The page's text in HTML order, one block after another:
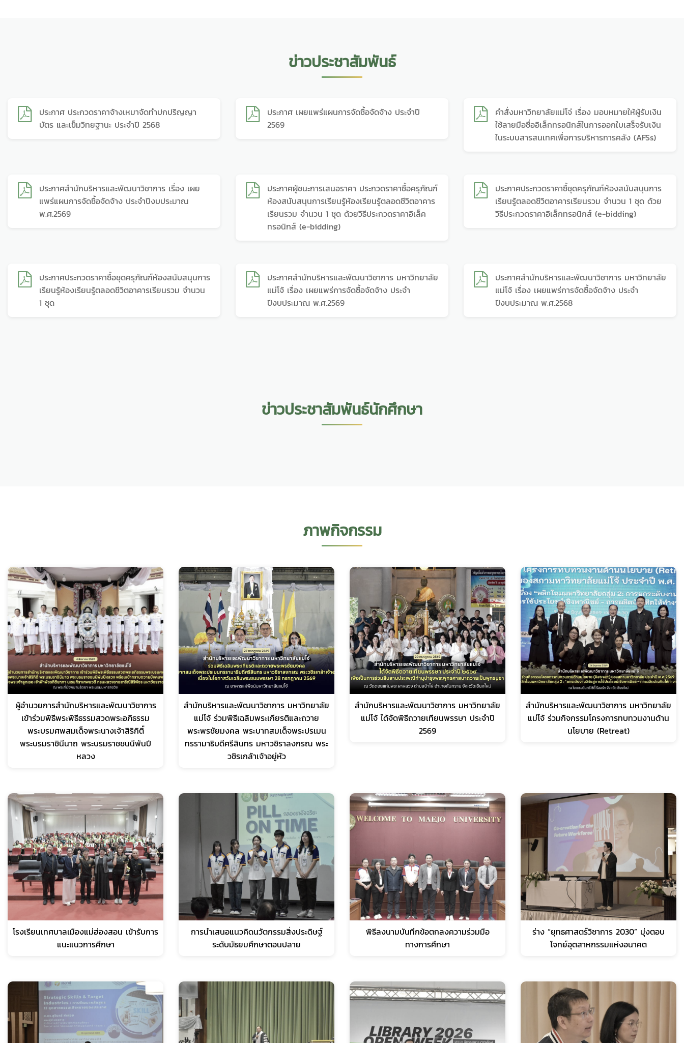
ข่าวประชาสัมพันธ์
ประกาศ ประกวดราคาจ้างเหมาจัดทำปกปริญญา
บัตร และเข็มวิทยฐานะ ประจำปี 2568
ประกาศ เผยแพร่แผนการจัดซื้อจัดจ้าง ประจำปี
2569
คำสั่งมหาวิทยาลัยแม่โจ่ เรื่อง มอบหมายให้ผู้รับเงิน
ใช้ลายมือชื่ออิเล็กทรอนิกส์ในการออกใบเสร็จรับเงิน
ในระบบสารสนเทศเพื่อการบริหารการคลัง (AFSs)
ประกาศสำนักบริหารและพัฒนาวิชาการ เรื่อง เผย
แพร่แผนการจัดซื้อจัดจ้าง ประจำปีงบประมาณ
พ.ศ.2569
ประกาศผู้ชนะการเสนอราคา ประกวดราคาซื้อครุภัณฑ์
ห้องสนับสนุนการเรียนรู้ห้องเรียนรู้ตลอดชีวิตอาคาร
เรียนรวม จำนวน 1 ชุด ด้วยวิธีประกวดราคาอิเล็ค
ทรอนิกส์ (e-bidding)
ประกาศประกวดราคาซื้ชุดครุภัณฑ์ห้องสนับสนุนการ
เรียนรู้ตลอดชีวิตอาคารเรียนรวม จำนวน 1 ชุด ด้วย
วิธีประกวดราคาอิเล็กทรอนิกส์ (e-bidding)
ประกาศประกวดราคาซื้อชุดครุภัณฑ์ห้องสนับสนุนการ
เรียนรู้ห้องเรียนรู้ตลอดชีวิตอาคารเรียนรวม จำนวน
1 ชุด
ประกาศสำนักบริหารและพัฒนาวิชาการ มหาวิทยาลัย
แม่โจ้ เรื่อง เผยแพร่การจัดซื้อจัดจ้าง ประจำ
ปีงบประมาณ พ.ศ.2569
ประกาศสำนักบริหารและพัฒนาวิชาการ มหาวิทยาลัย
แม่โจ้ เรื่อง เผยแพร่การจัดซื้อจัดจ้าง ประจำ
ปีงบประมาณ พ.ศ.2568
ข่าวประชาสัมพันธ์นักศึกษา
ภาพกิจกรรม
ผู้อำนวยการสำนักบริหารและพัฒนาวิชาการ
เข้าร่วมพิธีพระพิธีธรรมสวดพระอภิธรรม
พระบรมศพสมเด็จพระนางเจ้าสิริกิติ์
พระบรมราชินีนาถ พระบรมราชชนนีพันปี
หลวง
สำนักบริหารและพัฒนาวิชาการ มหาวิทยาลัย
แม่โจ้ ร่วมพิธีเฉลิมพระเกียรติและถวาย
พระพรชัยมงคล พระบาทสมเด็จพระปรเมน
ทรรามาธิบดีศรีสินทร มหาวชิราลงกรณ พระ
วชิรเกล้าเจ้าอยู่หัว
สำนักบริหารและพัฒนาวิชาการ มหาวิทยาลัย
แม่โจ้ ได้จัดพิธีถวายเทียนพรรษา ประจำปี
2569
สำนักบริหารและพัฒนาวิชาการ มหาวิทยาลัย
แม่โจ้ ร่วมกิจกรรมโครงการทบทวนงานด้าน
นโยบาย (Retreat)
โรงเรียนเทศบาลเมืองแม่ฮ่องสอน เข้ารับการ
แนะแนวการศึกษา
การนำเสนอแนวคิดนวัตกรรมสิ่งประดิษฐ์
ระดับมัธยมศึกษาตอนปลาย
พิธีลงนามบันทึกข้อตกลงความร่วมมือ
ทางการศึกษา
ร่าง “ยุทธศาสตร์วิชาการ 2030” มุ่งตอบ
โจทย์อุตสาหกรรมแห่งอนาคต